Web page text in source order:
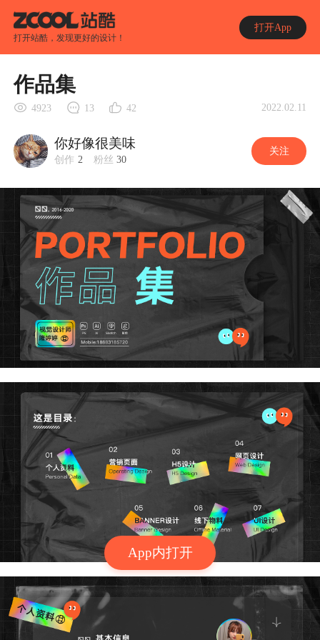
打开站酷，发现更好的设计！
打开App
App内打开
作品集
4923 13 42 2022.02.11
你好像很美味
创作 2 粉丝 30
关注